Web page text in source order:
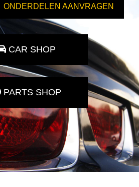
ONDERDELEN AANVRAGEN
CAR SHOP
PARTS SHOP